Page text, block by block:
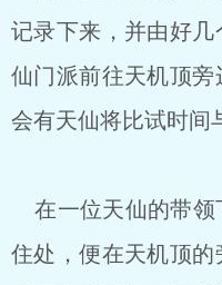
记录下来，并由好
仙门派前往天机顶
会有天仙将比试时间
在一位天仙的带领
住处，便在天机顶的